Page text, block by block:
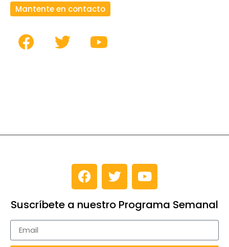
Mantente en contacto
Suscríbete a nuestro Programa Semanal